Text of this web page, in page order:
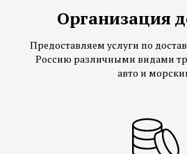
Организация
Предоставляем услуги по
Россию различными видами
авто и